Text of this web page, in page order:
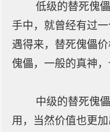
低级的替死傀儡
手中，就曾经有过
遇得来，替死傀儡
傀儡，一般的真神，
中级的替死傀儡
用，当然价值也更加